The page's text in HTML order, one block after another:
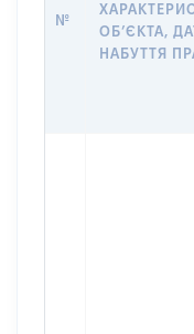
№
ОБʼЄКТА,
НАБУТТЯ